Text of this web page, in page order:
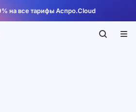
на все тарифы Аспро.Cloud